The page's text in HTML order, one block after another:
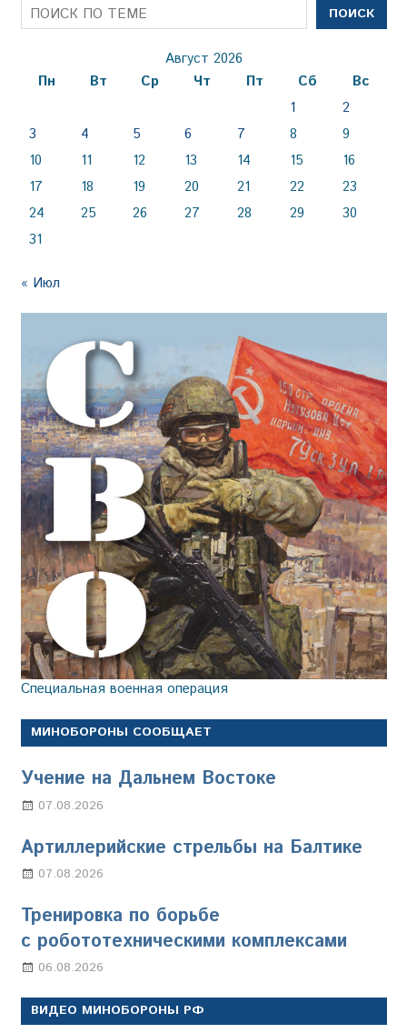
ПОИСК
Август 2026
Пн
Вт Ср Чт Пт Сб
Вс
1
2
3
4 5 6 7 8
9
10
11 12 13 14 15
16
17
18 19 20 21 22
23
24
25 26 27 28 29
30
31
« Июл
Специальная военная операция
МИНОБОРОНЫ СООБЩАЕТ
Учение на Дальнем Востоке
07.08.2026
Артиллерийские стрельбы на Балтике
07.08.2026
Тренировка по борьбе
с робототехническими комплексами
06.08.2026
ВИДЕО МИНОБОРОНЫ РФ